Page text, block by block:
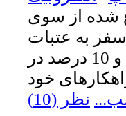
شده از سوی
به عتبات
عالیات عراق ( حدود 15 درصد درسفرهای زمینی و 10 درصد در
نظر (10)